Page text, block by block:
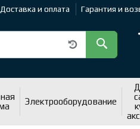
Доставка и оплата Гарантия и
Электрооборудование